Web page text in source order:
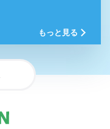
もっと見る